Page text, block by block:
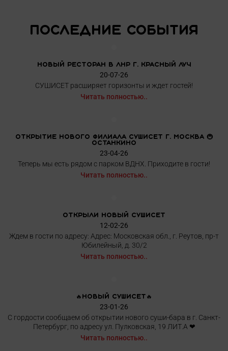
Последние события
Новый ресторан в ЛНР г. Красный Луч
20-07-26
СУШИСЕТ расширяет горизонты и ждет гостей!
Читать полностью..
Открытие нового филиала СУШИСЕТ г. Москва 🚇
Останкино
23-04-26
Теперь мы есть рядом с парком ВДНХ. Приходите в гости!
Читать полностью..
ОТКРЫЛИ НОВЫЙ СУШИСЕТ
12-02-26
Ждем в гости по адресу: Адрес: Московская обл., г. Реутов, пр-т
Юбилейный, д. 30/2
Читать полностью..
🔥НОВЫЙ СУШИСЕТ🔥
23-01-26
С гордости сообщаем об открытии нового суши-бара в г. Санкт-
Петербург, по адресу ул. Пулковская, 19 ЛИТ.А ❤
Читать полностью..